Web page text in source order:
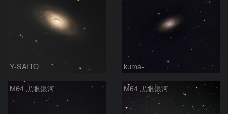
Y-SAITO kuma-
M64 黒眼銀河 M64 黒眼銀河